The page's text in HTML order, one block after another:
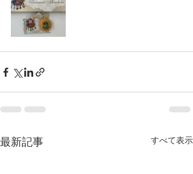
最新記事 すべて表示